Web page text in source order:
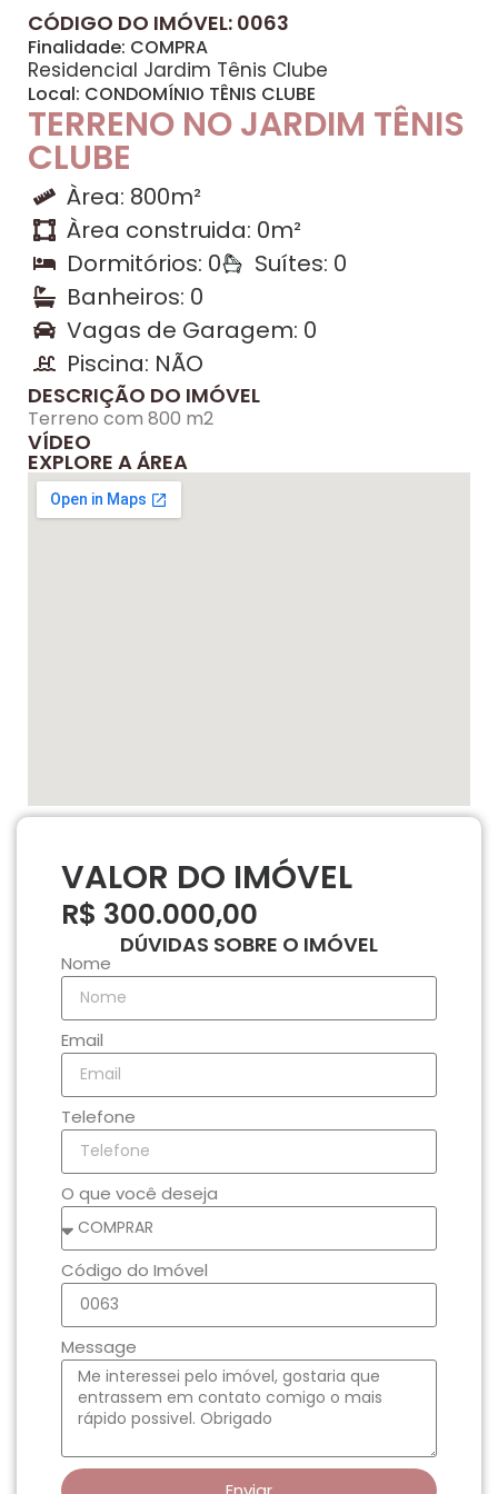
CÓDIGO DO IMÓVEL: 0063
Finalidade: COMPRA
Residencial Jardim Tênis Clube
Local: CONDOMÍNIO TÊNIS CLUBE
TERRENO NO JARDIM TÊNIS
CLUBE
Àrea: 800m²
Àrea construida: 0m²
Dormitórios: 0
Suítes: 0
Banheiros: 0
Vagas de Garagem: 0
Piscina: NÃO
DESCRIÇÃO DO IMÓVEL
Terreno com 800 m2
VÍDEO
EXPLORE A ÁREA
VALOR DO IMÓVEL
R$ 300.000,00
DÚVIDAS SOBRE O IMÓVEL
Nome
Email
Telefone
O que você deseja
Código do Imóvel
Message